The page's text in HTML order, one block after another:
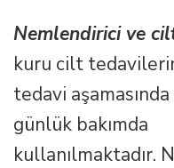
Nemlendirici ve
kuru cilt
tedavi
günlük bakımda
kullanılmaktadır.